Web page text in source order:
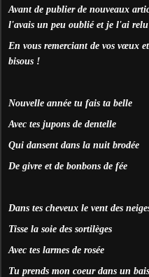
Avant de publier de nouveaux
l'avais un peu oublié et je l'ai relu
En vous remerciant de vos vœux
bisous !
Nouvelle année tu fais ta belle
Avec tes jupons de dentelle
Qui dansent dans la nuit brodée
De givre et de bonbons de fée
Dans tes cheveux le vent des
Tisse la soie des sortilèges
Avec tes larmes de rosée
Tu prends mon coeur dans un